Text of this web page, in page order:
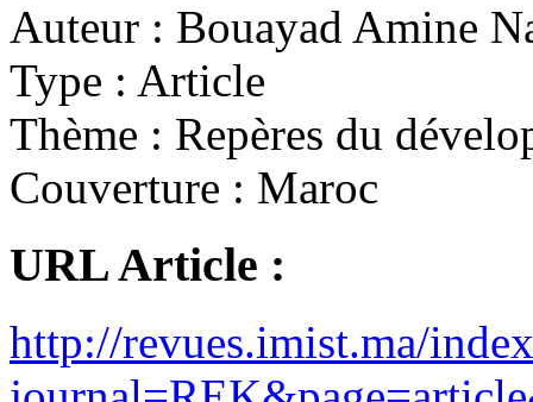
Auteur : Bouayad Amine
Type : Article
Thème : Repères du
Couverture : Maroc
URL Article :
http://revues.imist.ma/